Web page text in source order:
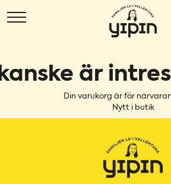
är
Din varukorg är för
Nytt i butik